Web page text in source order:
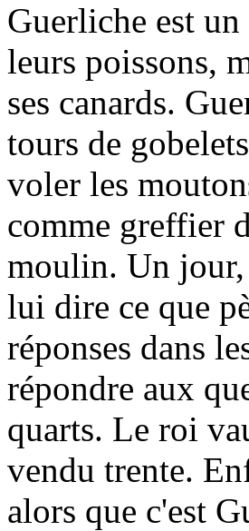
Guerliche est
leurs poissons,
ses canards.
tours de
voler les
comme greffier
moulin. Un jour,
lui dire ce que
réponses dans
répondre aux
quarts. Le roi
vendu trente.
alors que c'est